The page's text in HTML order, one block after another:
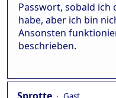
Passwort, sobald ich
habe, aber ich bin
Ansonsten
beschrieben.